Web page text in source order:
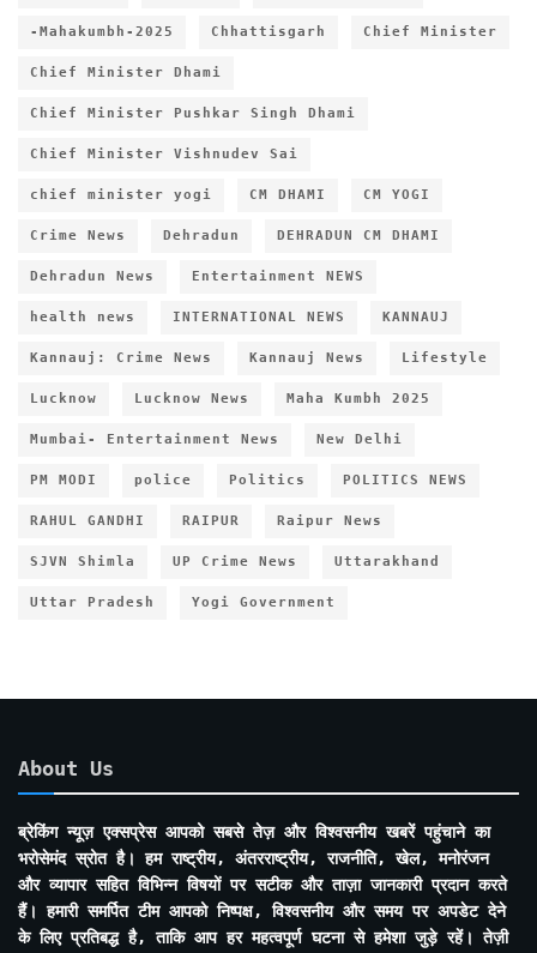
-Mahakumbh-2025 Chhattisgarh Chief Minister
Chief Minister Dhami
Chief Minister Pushkar Singh Dhami
Chief Minister Vishnudev Sai
chief minister yogi CM DHAMI CM YOGI
Crime News Dehradun DEHRADUN CM DHAMI
Dehradun News Entertainment NEWS
health news INTERNATIONAL NEWS KANNAUJ
Kannauj: Crime News Kannauj News Lifestyle
Lucknow Lucknow News Maha Kumbh 2025
Mumbai- Entertainment News New Delhi
PM MODI police Politics POLITICS NEWS
RAHUL GANDHI RAIPUR Raipur News
SJVN Shimla UP Crime News Uttarakhand
Uttar Pradesh Yogi Government
About Us
ब्रेकिंग न्यूज़ एक्सप्रेस आपको सबसे तेज़ और विश्वसनीय खबरें पहुंचाने का
भरोसेमंद स्रोत है। हम राष्ट्रीय, अंतरराष्ट्रीय, राजनीति, खेल, मनोरंजन
और व्यापार सहित विभिन्न विषयों पर सटीक और ताज़ा जानकारी प्रदान करते
हैं। हमारी समर्पित टीम आपको निष्पक्ष, विश्वसनीय और समय पर अपडेट देने
के लिए प्रतिबद्ध है, ताकि आप हर महत्वपूर्ण घटना से हमेशा जुड़े रहें। तेज़ी